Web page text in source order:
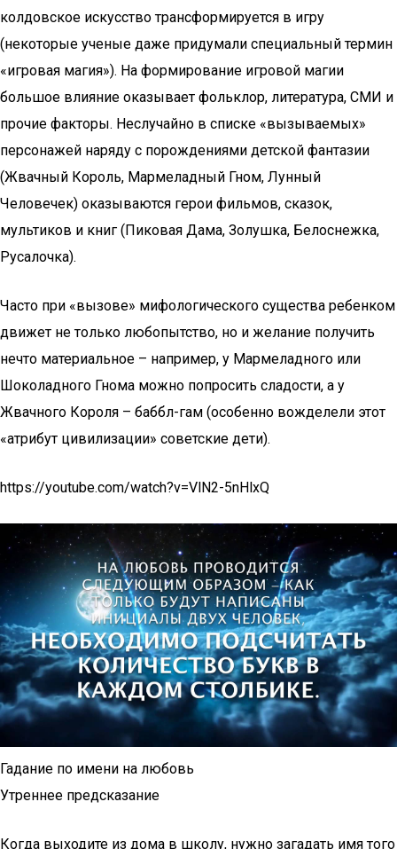
колдовское искусство трансформируется в игру
(некоторые ученые даже придумали специальный термин
«игровая магия»). На формирование игровой магии
большое влияние оказывает фольклор, литература, СМИ и
прочие факторы. Неслучайно в списке «вызываемых»
персонажей наряду с порождениями детской фантазии
(Жвачный Король, Мармеладный Гном, Лунный
Человечек) оказываются герои фильмов, сказок,
мультиков и книг (Пиковая Дама, Золушка, Белоснежка,
Русалочка).
Часто при «вызове» мифологического существа ребенком
движет не только любопытство, но и желание получить
нечто материальное – например, у Мармеладного или
Шоколадного Гнома можно попросить сладости, а у
Жвачного Короля – баббл-гам (особенно вожделели этот
«атрибут цивилизации» советские дети).
https://youtube.com/watch?v=VlN2-5nHlxQ
Гадание по имени на любовь
Утреннее предсказание
Когда выходите из дома в школу, нужно загадать имя того